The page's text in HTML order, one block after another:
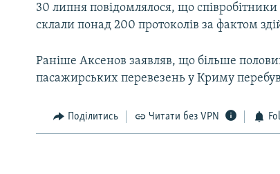
30 липня повідомлялося, що
склали понад 200 протоколів за фактом
Раніше Аксенов заявляв, що більше
пасажирських перевезень у Криму
Поділитись Читати без VPN